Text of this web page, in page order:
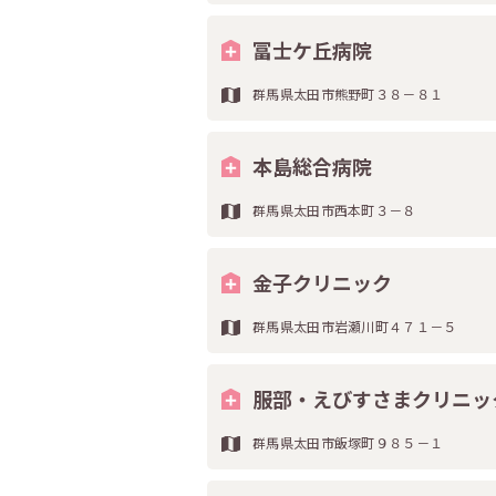
冨士ケ丘病院
群馬県太田市熊野町３８－８１
本島総合病院
群馬県太田市西本町３－８
金子クリニック
群馬県太田市岩瀬川町４７１－５
服部・えびすさまクリニ
群馬県太田市飯塚町９８５－１